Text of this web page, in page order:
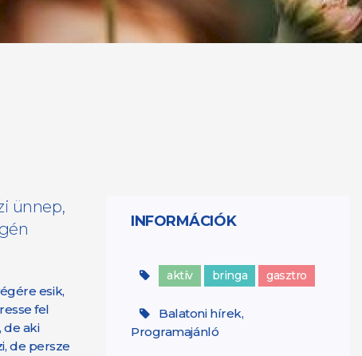
ünnep,
esik,
fel
de aki
de persze
INFORMÁCIÓK
aktív bringa gasztro
Balatoni hírek,
Programajánló